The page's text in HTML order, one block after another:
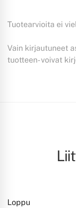
Tuotearvioita ei
Vain kirjautuneet
tuotteen- voivat
Loppu